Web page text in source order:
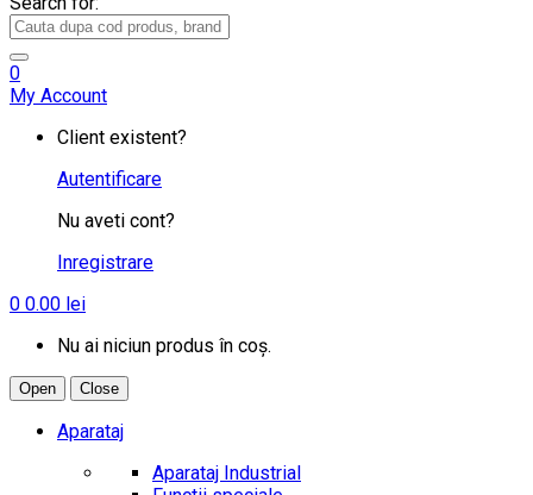
0
My Account
Client existent?
Autentificare
Nu aveti cont?
Inregistrare
0 0.00 lei
Nu ai niciun produs în coș.
Open Close
Aparataj
Aparataj Industrial